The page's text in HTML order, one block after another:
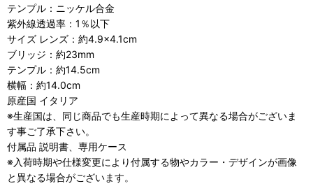
テンプル：ニッケル合金
紫外線透過率：1％以下
サイズ レンズ：約4.9×4.1cm
ブリッジ：約23mm
テンプル：約14.5cm
横幅：約14.0cm
原産国 イタリア
※生産国は、同じ商品でも生産時期によって異なる場合がございま
す事ご了承下さい。
付属品 説明書、専用ケース
※入荷時期や仕様変更により付属する物やカラー・デザインが画像
と異なる場合がございます。